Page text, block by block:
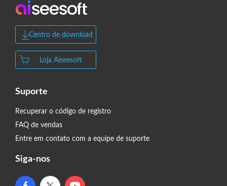
Centro de download
Loja Aiseesoft
Suporte
Recuperar o código de registro
FAQ de vendas
Entre em contato com a equipe de suporte
Siga-nos